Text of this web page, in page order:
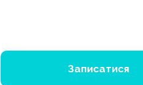
Записатися